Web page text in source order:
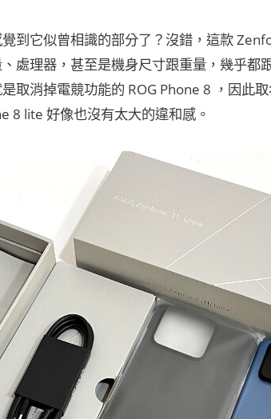
到它似曾相識的部分了？沒錯，這款
處理器，甚至是機身尺寸跟重量，幾乎都
取消掉電競功能的 ROG Phone 8 ，因此
8 lite 好像也沒有太大的違和感。